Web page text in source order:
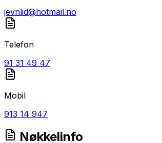
jevnlid@hotmail.no
Telefon
91 31 49 47
Mobil
913 14 947
Nøkkelinfo